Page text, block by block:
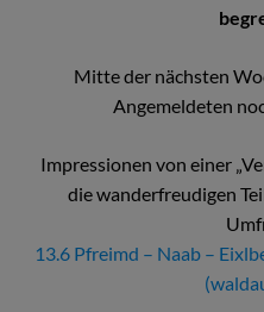
Mitte der nächsten
Angemeldeten
Impressionen von einer
die wanderfreudigen
13.6 Pfreimd – Naab –